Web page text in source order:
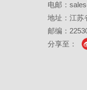
电邮：
地址：江苏
邮编：
分享至：